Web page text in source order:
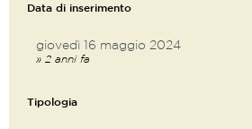
Data di inserimento
giovedì 16 maggio 2024
» 2 anni fa
Tipologia